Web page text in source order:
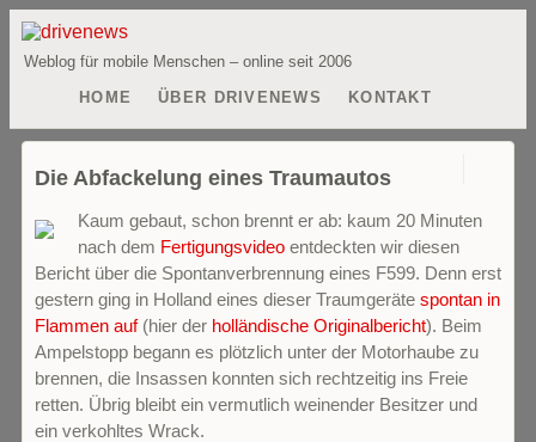
Weblog für mobile Menschen – online seit 2006
HOME
ÜBER DRIVENEWS KONTAKT
Die Abfackelung eines Traumautos
Kaum gebaut, schon brennt er ab: kaum 20 Minuten
nach dem Fertigungsvideo entdeckten wir diesen
Bericht über die Spontanverbrennung eines F599. Denn erst
gestern ging in Holland eines dieser Traumgeräte spontan in
Flammen auf(hier der holländische Originalbericht). Beim
Ampelstopp begann es plötzlich unter der Motorhaube zu
brennen, die Insassen konnten sich rechtzeitig ins Freie
retten. Übrig bleibt ein vermutlich weinender Besitzer und
ein verkohltes Wrack.